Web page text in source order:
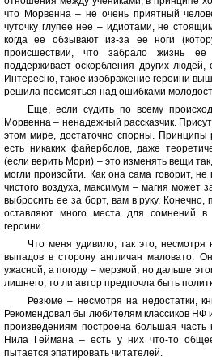
что Морвенна – не очень приятный
чуточку глупее нее – идиотами, не
когда ее обзывают из-за ее ноги
происшествии, что забрало жизнь
поддерживает оскорбления других
Интересно, такое изображение героини
решила посмеяться над ошибками
Еще, если судить по всему
Морвенна – ненадежный рассказчик.
этом мире, достаточно спорны. Принципы
есть никаких файерболов, даже
(если верить Мори) – это изменять вещи
могли произойти. Как она сама говорит, не
чистого воздуха, максимум – магия может
выбросить ее за борт, вам в руку.
оставляют много места для сомнений в
героини.
Что меня удивило, так это, несмотря
выпадов в сторону англичан маловато.
ужасной, а погоду – мерзкой, но дальше
лишнего, то ли автор предпочла быть
Резюме – несмотря на недостатки,
Рекомендовал бы любителям классиков НФ
произведениям построена большая
Нила Геймана – есть у них что-то
пытается эпатировать читателей.